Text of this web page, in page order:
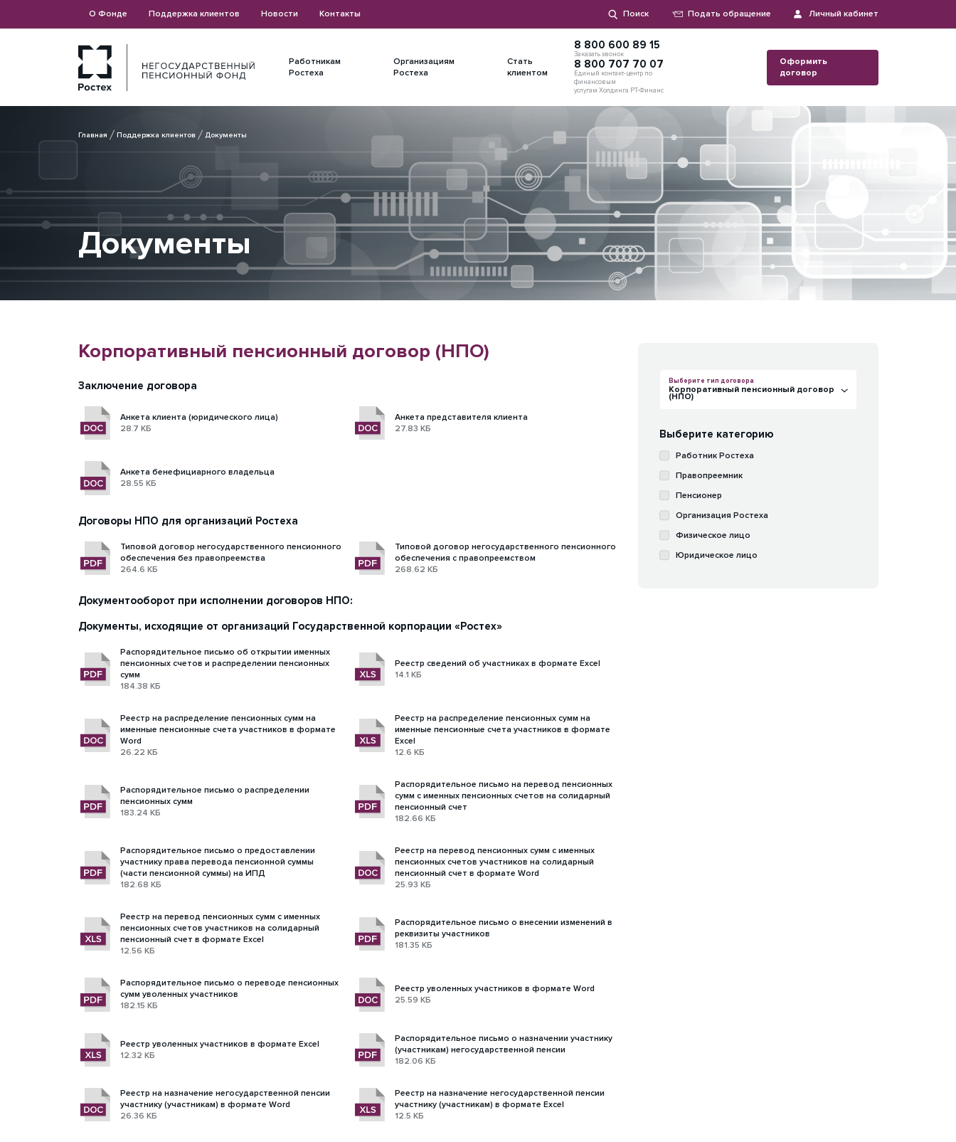
О Фонде Поддержка клиентов Новости Контакты Поиск Подать обращение Личный кабинет
Работникам
Ростеха
Организациям
Ростеха
Стать
клиентом
8 800 600 89 15
Заказать звонок
8 800 707 70 07
Единый контакт-центр по
финансовым
услугам Холдинга РТ-Финанс
Оформить
договор
Главная Поддержка клиентов Документы
Документы
Корпоративный пенсионный договор (НПО)
Заключение договора
Анкета клиента (юридического лица)
28.7 КБ
Анкета представителя клиента
27.83 КБ
Анкета бенефициарного владельца
28.55 КБ
Договоры НПО для организаций Ростеха
Типовой договор негосударственного пенсионного
обеспечения без правопреемства
264.6 КБ
Типовой договор негосударственного пенсионного
обеспечения с правопреемством
268.62 КБ
Документооборот при исполнении договоров НПО:
Документы, исходящие от организаций Государственной корпорации «Ростех»
Распорядительное письмо об открытии именных
пенсионных счетов и распределении пенсионных
сумм
184.38 КБ
Реестр сведений об участниках в формате Excel
14.1 КБ
Реестр на распределение пенсионных сумм на
именные пенсионные счета участников в формате
Word
26.22 КБ
Реестр на распределение пенсионных сумм на
именные пенсионные счета участников в формате
Excel
12.6 КБ
Распорядительное письмо о распределении
пенсионных сумм
183.24 КБ
Распорядительное письмо на перевод пенсионных
сумм с именных пенсионных счетов на солидарный
пенсионный счет
182.66 КБ
Распорядительное письмо о предоставлении
участнику права перевода пенсионной суммы
(части пенсионной суммы) на ИПД
182.68 КБ
Реестр на перевод пенсионных сумм с именных
пенсионных счетов участников на солидарный
пенсионный счет в формате Word
25.93 КБ
Реестр на перевод пенсионных сумм с именных
пенсионных счетов участников на солидарный
пенсионный счет в формате Excel
12.56 КБ
Распорядительное письмо о внесении изменений в
реквизиты участников
181.35 КБ
Распорядительное письмо о переводе пенсионных
сумм уволенных участников
182.15 КБ
Реестр уволенных участников в формате Word
25.59 КБ
Реестр уволенных участников в формате Excel
12.32 КБ
Распорядительное письмо о назначении участнику
(участникам) негосударственной пенсии
182.06 КБ
Реестр на назначение негосударственной пенсии
участнику (участникам) в формате Word
26.36 КБ
Реестр на назначение негосударственной пенсии
участнику (участникам) в формате Excel
12.5 КБ
Выберите тип договора
Корпоративный пенсионный договор
(НПО)
Выберите категорию
Работник Ростеха
Правопреемник
Пенсионер
Организация Ростеха
Физическое лицо
Юридическое лицо